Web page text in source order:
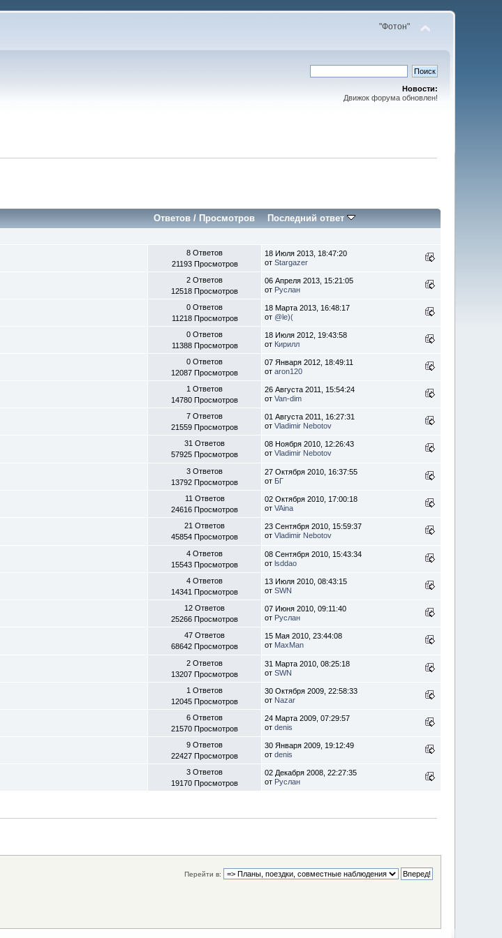
"Фотон"
Новости:
Движок форума обновлен!
Ответов /Просмотров Последний ответ
8 Ответов
21193 Просмотров
18 Июля 2013, 18:47:20
отStargazer
2 Ответов
12518 Просмотров
06 Апреля 2013, 15:21:05
от Руслан
0 Ответов
11218 Просмотров
18 Марта 2013, 16:48:17
от @le)(
0 Ответов
11388 Просмотров
18 Июля 2012, 19:43:58
от Кирилл
0 Ответов
12087 Просмотров
07 Января 2012, 18:49:11
отaron120
1 Ответов
14780 Просмотров
26 Августа 2011, 15:54:24
отVan-dim
7 Ответов
21559 Просмотров
01 Августа 2011, 16:27:31
отVladimir Nebotov
31 Ответов
57925 Просмотров
08 Ноября 2010, 12:26:43
отVladimir Nebotov
3 Ответов
13792 Просмотров
27 Октября 2010, 16:37:55
от БГ
11 Ответов
24616 Просмотров
02 Октября 2010, 17:00:18
отVAina
21 Ответов
45854 Просмотров
23 Сентября 2010, 15:59:37
отVladimir Nebotov
4 Ответов
15543 Просмотров
08 Сентября 2010, 15:43:34
отlsddao
4 Ответов
14341 Просмотров
13 Июля 2010, 08:43:15
отSWN
12 Ответов
25266 Просмотров
07 Июня 2010, 09:11:40
от Руслан
47 Ответов
68642 Просмотров
15 Мая 2010, 23:44:08
от MaxMan
2 Ответов
13207 Просмотров
31 Марта 2010, 08:25:18
отSWN
1 Ответов
12045 Просмотров
30 Октября 2009, 22:58:33
от Nazar
6 Ответов
21570 Просмотров
24 Марта 2009, 07:29:57
отdenis
9 Ответов
22427 Просмотров
30 Января 2009, 19:12:49
отdenis
3 Ответов
19170 Просмотров
02 Декабря 2008, 22:27:35
от Руслан
Перейти в: